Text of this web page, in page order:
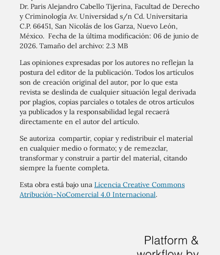
Dr. Paris Alejandro Cabello Tijerina, Facultad de Derecho
y Criminología Av. Universidad s/n Cd. Universitaria
C.P. 66451, San Nicolás de los Garza, Nuevo León,
México. Fecha de la última modificación: 06 de junio de
2026. Tamaño del archivo: 2.3 MB
Las opiniones expresadas por los autores no reflejan la
postura del editor de la publicación. Todos los artículos
son de creación original del autor, por lo que esta
revista se deslinda de cualquier situación legal derivada
por plagios, copias parciales o totales de otros artículos
ya publicados y la responsabilidad legal recaerá
directamente en el autor del artículo.
Se autoriza compartir, copiar y redistribuir el material
en cualquier medio o formato; y de remezclar,
transformar y construir a partir del material, citando
siempre la fuente completa.
Esta obra está bajo una Licencia Creative Commons
Atribución-NoComercial 4.0 Internacional.